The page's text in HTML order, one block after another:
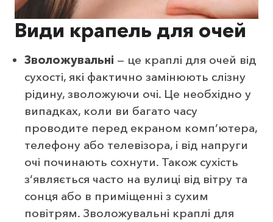
Види крапель для очей
Зволожувальні — це краплі для очей від
сухості, які фактично замінюють слізну
рідину, зволожуючи очі. Це необхідно у
випадках, коли ви багато часу
проводите перед екраном комп’ютера,
телефону або телевізора, і від напруги
очі починають сохнути. Також сухість
з’являється часто на вулиці від вітру та
сонця або в приміщенні з сухим
повітрям. Зволожувальні краплі для